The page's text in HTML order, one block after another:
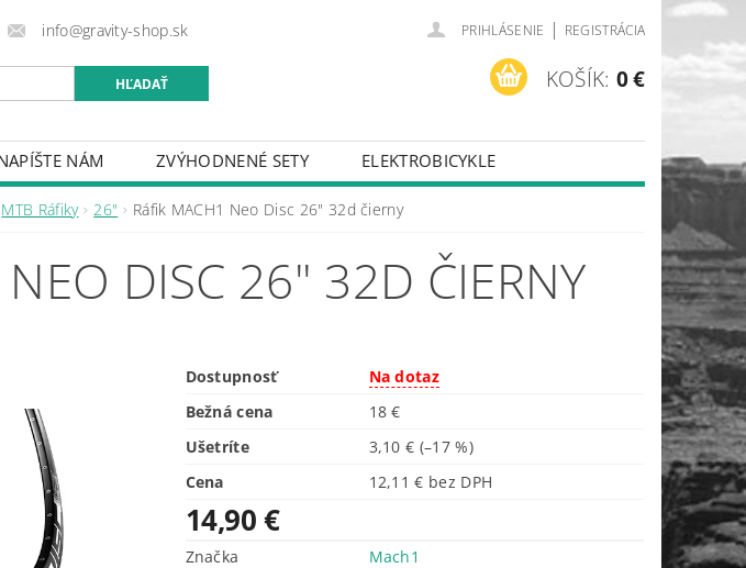
info@gravity-shop.sk PRIHLÁSENIE | REGISTRÁCIA
KOŠÍK: 0 €
NÁM ZVÝHODNENÉ SETY
ELEKTROBICYKLE
MTB Ráfiky 26" Ráfik MACH1 Neo Disc 26" 32d čierny
DISC 26" 32D ČIERNY
Dostupnosť
Na dotaz
Bežná cena
18 €
Ušetríte
3,10 € (–17 %)
Cena
12,11 € bez DPH
14,90 €
Značka
Mach1